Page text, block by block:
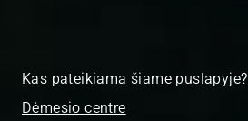
Kas pateikiama šiame puslapyje?
Dėmesio centre